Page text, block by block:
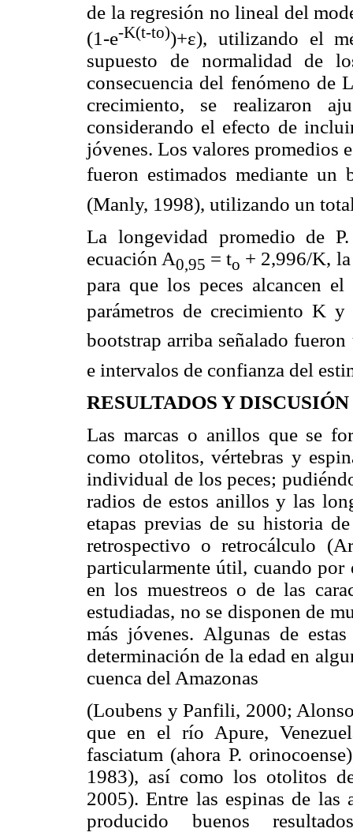
de la regresión no lineal del
(1-e-K(t-to))+ε), utilizando el
supuesto de normalidad de
consecuencia del fenómeno de
crecimiento, se realizaron
considerando el efecto de
jóvenes. Los valores promedios
fueron estimados mediante un
(Manly, 1998), utilizando un
La longevidad promedio de
ecuación A0,95 = to + 2,996/K,
para que los peces alcancen
parámetros de crecimiento K y
bootstrap arriba señalado
e intervalos de confianza del
RESULTADOS Y DISCUSIÓN
Las marcas o anillos que se
como otolitos, vértebras y
individual de los peces;
radios de estos anillos y las
etapas previas de su historia
retrospectivo o retrocálculo
particularmente útil, cuando
en los muestreos o de las
estudiadas, no se disponen de
más jóvenes. Algunas de
determinación de la edad en
cuenca del Amazonas
(Loubens y Panfili, 2000;
que en el río Apure,
fasciatum (ahora P.
1983), así como los otolitos
2005). Entre las espinas de las
producido buenos